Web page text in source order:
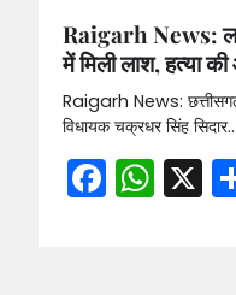
Raigarh News:
में मिली लाश, हत्या
Raigarh News:
विधायक चक्रधर सिंह सिदार…
X